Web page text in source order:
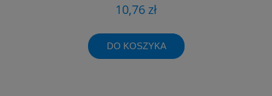
10,76 zł
DO KOSZYKA